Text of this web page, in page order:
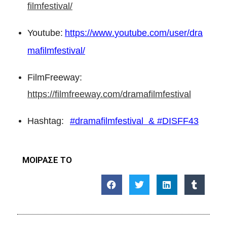
filmfestival/
Youtube: https://www.youtube.com/user/dra
mafilmfestival/
FilmFreeway:
https://filmfreeway.com/dramafilmfestival
Hashtag: #dramafilmfestival & #DISFF43
ΜΟΙΡΑΣΕ ΤΟ